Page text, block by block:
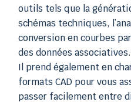
outils tels que la
schémas techniques,
conversion en courbes
des données associatives.
Il prend également en
formats CAD pour vous
passer facilement entre